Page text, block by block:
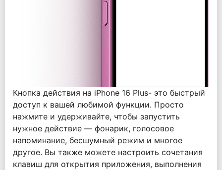
Кнопка действия на iPhone 16 Plus- это быстрый
доступ к вашей любимой функции. Просто
нажмите и удерживайте, чтобы запустить
нужное действие — фонарик, голосовое
напоминание, бесшумный режим и многое
другое. Вы также можете настроить сочетания
клавиш для открытия приложения, выполнения